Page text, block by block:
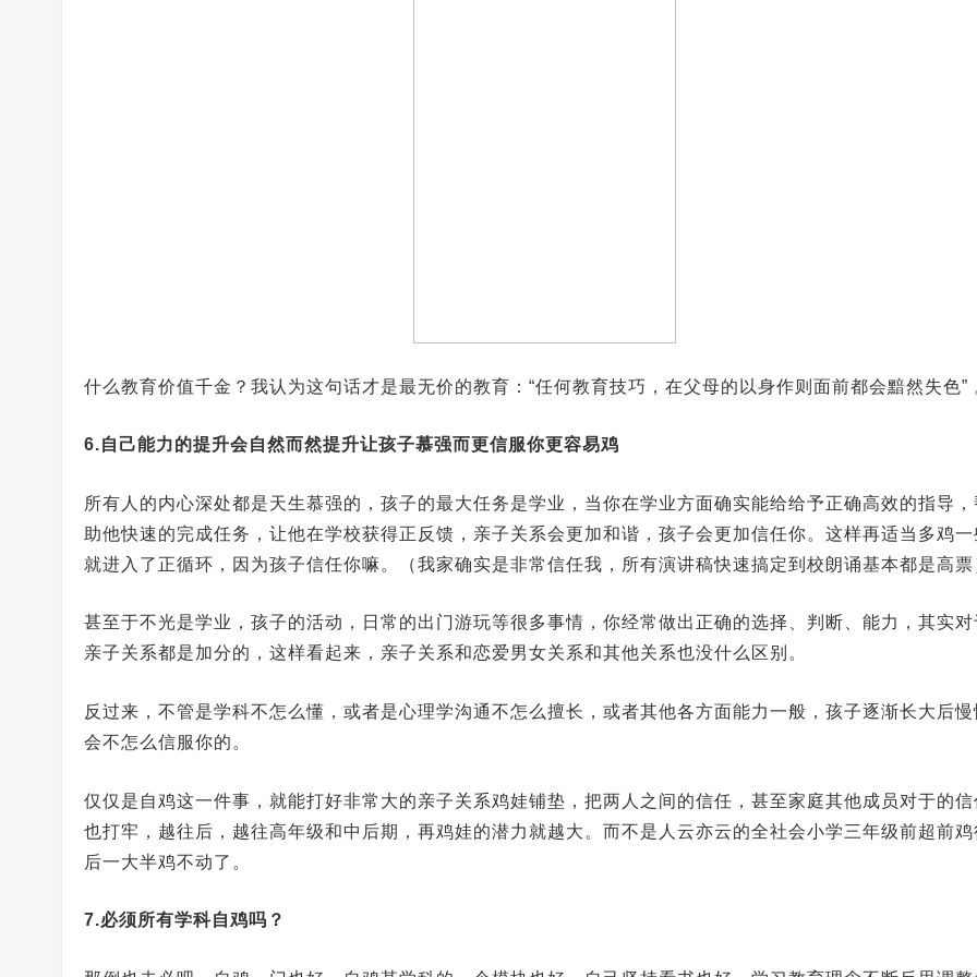
什么教育价值千金？我认为这句话才是最无价的教育：“任何教育技巧，在父母的以身作则面前都会黯然失色”
6.自己能力的提升会自然而然提升让孩子慕强而更信服你更容易鸡
所有人的内心深处都是天生慕强的，孩子的最大任务是学业，当你在学业方面确实能给给予正确高效的指导，
助他快速的完成任务，让他在学校获得正反馈，亲子关系会更加和谐，孩子会更加信任你。这样再适当多鸡一
就进入了正循环，因为孩子信任你嘛。（我家确实是非常信任我，所有演讲稿快速搞定到校朗诵基本都是高票
甚至于不光是学业，孩子的活动，日常的出门游玩等很多事情，你经常做出正确的选择、判断、能力，其实对
亲子关系都是加分的，这样看起来，亲子关系和恋爱男女关系和其他关系也没什么区别。
反过来，不管是学科不怎么懂，或者是心理学沟通不怎么擅长，或者其他各方面能力一般，孩子逐渐长大后慢
会不怎么信服你的。
仅仅是自鸡这一件事，就能打好非常大的亲子关系鸡娃铺垫，把两人之间的信任，甚至家庭其他成员对于的信
也打牢，越往后，越往高年级和中后期，再鸡娃的潜力就越大。而不是人云亦云的全社会小学三年级前超前鸡
后一大半鸡不动了。
7.必须所有学科自鸡吗？